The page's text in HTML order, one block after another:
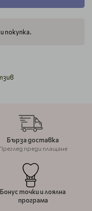
покупка.
Бърза доставка
преди плащане
Бонус точки и лоялна
програма